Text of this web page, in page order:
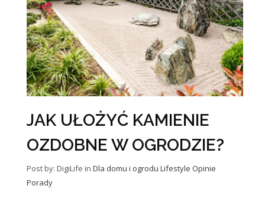
JAK UŁOŻYĆ KAMIENIE
OZDOBNE W OGRODZIE?
Post by: DigiLife in Dla domu i ogrodu Lifestyle Opinie
Porady